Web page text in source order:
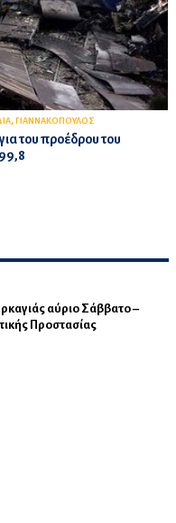
, ΓΙΑΝΝΑΚΟΠΟΥΛΟΣ
του προέδρου του
αύριο Σάββατο –
Προστασίας